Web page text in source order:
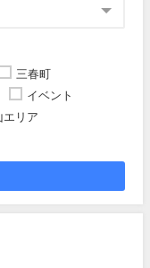
三春町
イベント
エリア